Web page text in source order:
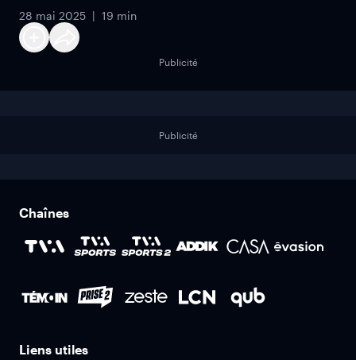
28 mai 2025 19 min
Publicité
Publicité
Chaînes
Liens utiles